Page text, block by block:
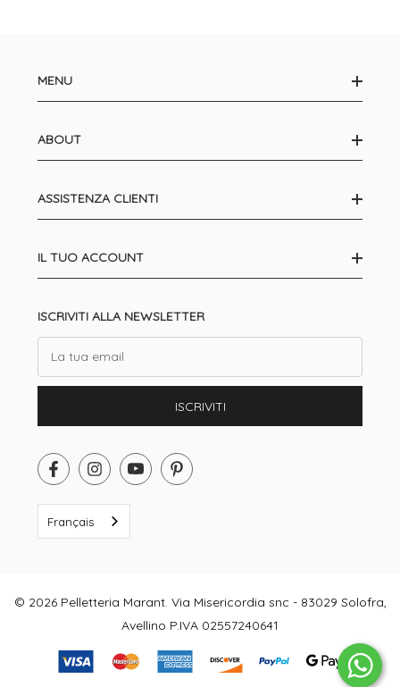
MENU
ABOUT
ASSISTENZA CLIENTI
IL TUO ACCOUNT
ISCRIVITI ALLA NEWSLETTER
ISCRIVITI
Français
© 2026 Pelletteria Marant. Via Misericordia snc - 83029 Solofra,
Avellino P.IVA 02557240641